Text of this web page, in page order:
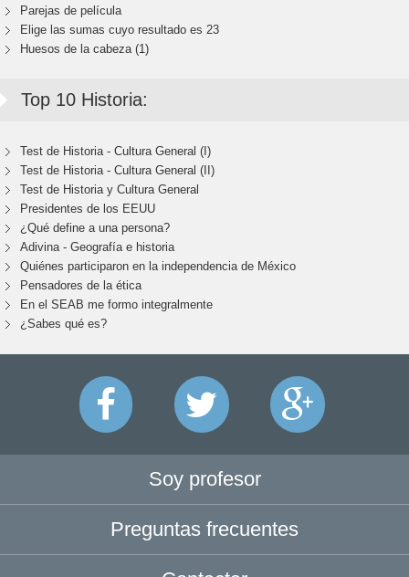
Parejas de película
Elige las sumas cuyo resultado es 23
Huesos de la cabeza (1)
Top 10 Historia:
Test de Historia - Cultura General (I)
Test de Historia - Cultura General (II)
Test de Historia y Cultura General
Presidentes de los EEUU
¿Qué define a una persona?
Adivina - Geografía e historia
Quiénes participaron en la independencia de México
Pensadores de la ética
En el SEAB me formo integralmente
¿Sabes qué es?
Soy profesor
Preguntas frecuentes